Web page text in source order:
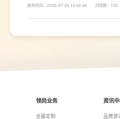
柜、地柜、高柜等收纳空间，并配置抽屉
发布时间：2026-07-29 10:42:46 浏览数：132
领尚业务
全屋定制
资讯
品牌资